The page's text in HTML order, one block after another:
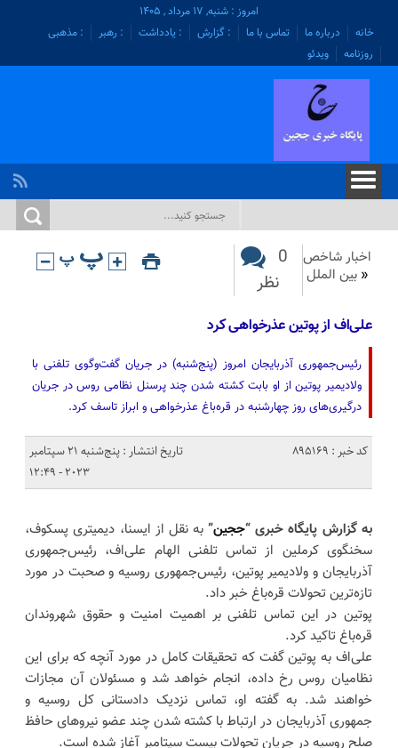
امروز : شنبه, ۱۷ مرداد , ۱۴۰۵
خانه
درباره ما تماس با ما : گزارش : یادداشت : رهبر
: مذهبی
روزنامه
ویدئو
اخبار شاخص
« بین الملل
0
نظر
علی‌اف از پوتین عذرخواهی کرد
رئیس‌جمهوری آذربایجان امروز (پنج‌شنبه) در جریان گفت‌وگوی تلفنی با
ولادیمیر پوتین از او بابت کشته شدن چند پرسنل نظامی روس در جریان
درگیری‌های روز چهارشنبه در قره‌باغ عذرخواهی و ابراز تاسف کرد.
کد خبر : 895169
تاریخ انتشار : پنج‌شنبه 21 سپتامبر
2023 - 12:49
به گزارش پایگاه خبری “ججین” به نقل از ایسنا، دیمیتری پسکوف،
سخنگوی کرملین از تماس تلفنی الهام علی‌اف، رئیس‌جمهوری
آذربایجان و ولادیمیر پوتین، رئیس‌جمهوری روسیه و صحبت در مورد
تازه‌ترین تحولات قره‌باغ خبر داد.
پوتین در این تماس تلفنی بر اهمیت امنیت و حقوق شهروندان
قره‌باغ تاکید کرد.
علی‌اف به پوتین گفت که تحقیقات کامل در مورد آنچه که برای این
نظامیان روس رخ داده، انجام خواهد شد و مسئولان آن مجازات
خواهند شد. به گفته او، تماس نزدیک دادستانی کل روسیه و
جمهوری آذربایجان در ارتباط با کشته شدن چند عضو نیروهای حافظ
صلح روسیه در جریان تحولات بیست سپتامبر آغاز شده است.